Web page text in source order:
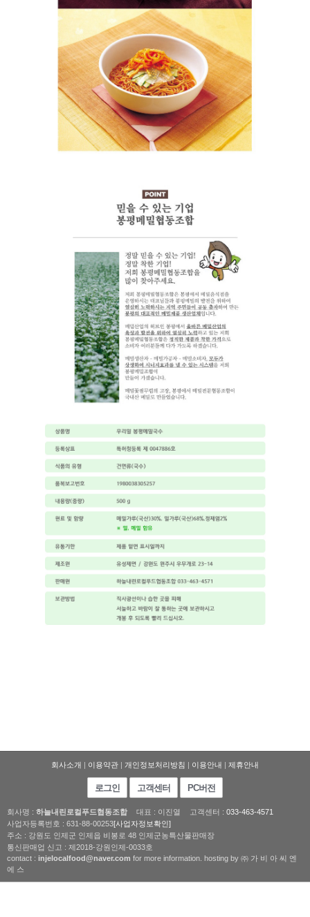
회사소개 | 이용약관 | 개인정보처리방침 | 이용안내 | 제휴안내
로그인 고객센터 PC버전
회사명 : 하늘내린로컬푸드협동조합 대표 : 이진열 고객센터 : 033-463-4571
사업자등록번호 : 631-88-00253[사업자정보확인]
주소 : 강원도 인제군 인제읍 비봉로 48 인제군농특산물판매장
통신판매업 신고 : 제2018-강원인제-0033호
contact : injelocalfood@naver.com for more information. hosting by ㈜ 가 비 아 씨 엔
에 스